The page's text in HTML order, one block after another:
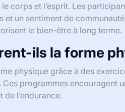
corps et l’esprit. Les
et un sentiment de
le bien-être à long terme.
ils la forme
physique grâce à des
programmes encouragent
l’endurance.